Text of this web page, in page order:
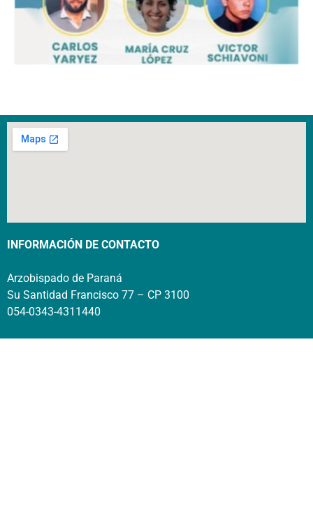
INFORMACIÓN DE CONTACTO
Arzobispado de Paraná
Su Santidad Francisco 77 – CP 3100
054-0343-4311440